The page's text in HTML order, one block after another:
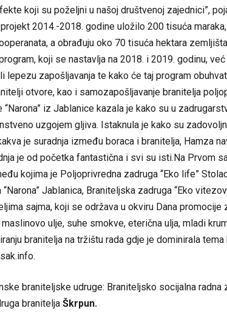
koji su poželjni u našoj društvenoj zajednici”,
2014.-2018. godine uložilo 200 tisuća
a obrađuju oko 70 tisuća hektara
koji se nastavlja na 2018. i 2019. godinu,
lepezu zapošljavanja te kako će taj program
otvore, kao i samozapošljavanje branitelja
iz Jablanice kazala je kako su u
uzgojem gljiva. Istaknula je kako su
je suradnja između boraca i branitelja, Hamza
je od početka fantastična i svi su isti.Na Prvom
kojima je Poljoprivredna zadruga “Eko life”
Jablanica, Braniteljska zadruga “Eko
sajma, koji se održava u okviru Dana promocije
ulje, suhe smokve, eterična ulja, mladi
branitelja na tržištu rada gdje je dominirala
.
braniteljske udruge: Braniteljsko socijalna radna
branitelja Škrpun.